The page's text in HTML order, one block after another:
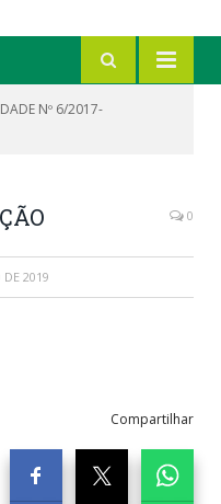
Nº 6/2017-
0
DE 2019
Compartilhar